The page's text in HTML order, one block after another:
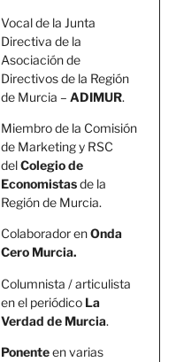
Vocal de la Junta
Directiva de la
Asociación de
Directivos de la Región
de Murcia – ADIMUR.
Miembro de la Comisión
de Marketing y RSC
delColegio de
Economistasde la
Región de Murcia.
Colaborador enOnda
Cero Murcia.
Columnista / articulista
en el periódico La
Verdad de Murcia.
Ponenteen varias